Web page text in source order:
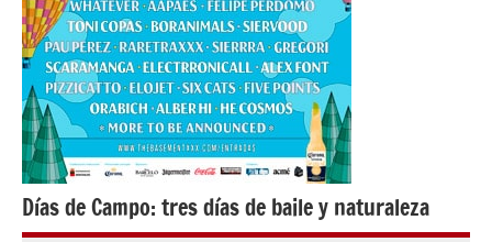
Días de Campo: tres días de baile y naturaleza